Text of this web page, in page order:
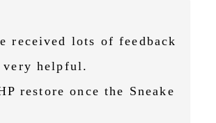
received lots of feedback
very helpful.
restore once the Sneake